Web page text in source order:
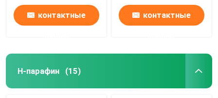
контактные контактные
Н-парафин (15)